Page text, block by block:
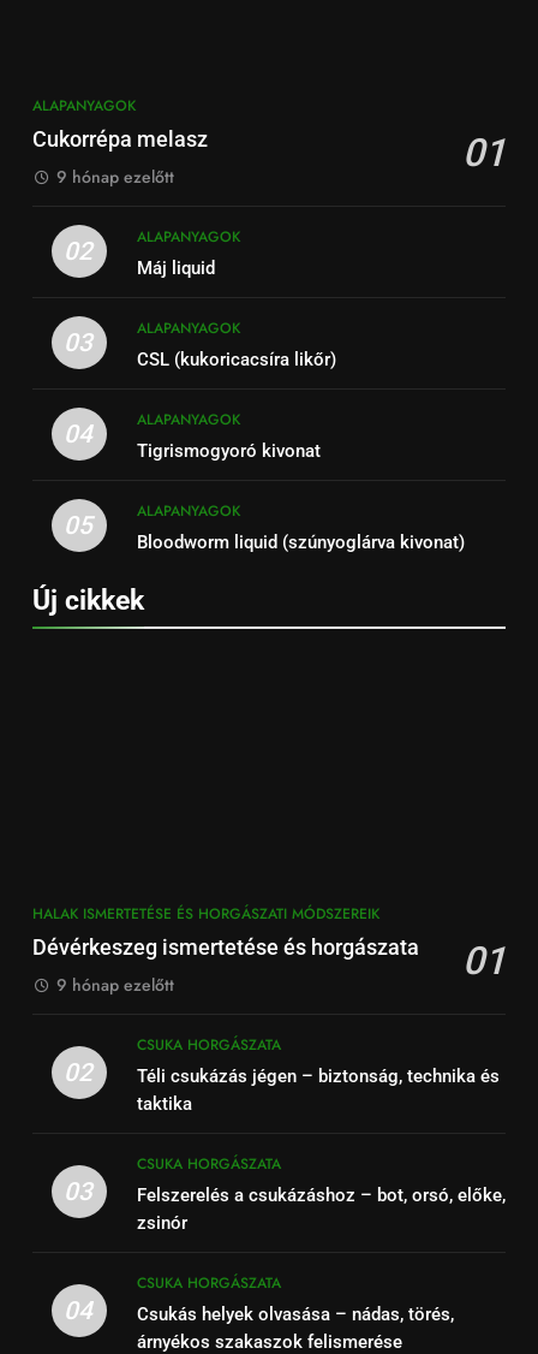
ALAPANYAGOK
Cukorrépa melasz 01
9 hónap ezelőtt
02
ALAPANYAGOK
Máj liquid
03
ALAPANYAGOK
CSL (kukoricacsíra likőr)
04
ALAPANYAGOK
Tigrismogyoró kivonat
05
ALAPANYAGOK
Bloodworm liquid (szúnyoglárva kivonat)
Új cikkek
HALAK ISMERTETÉSE ÉS HORGÁSZATI MÓDSZEREIK
Dévérkeszeg ismertetése és horgászata 01
9 hónap ezelőtt
02
CSUKA HORGÁSZATA
Téli csukázás jégen – biztonság, technika és
taktika
03
CSUKA HORGÁSZATA
Felszerelés a csukázáshoz – bot, orsó, előke,
zsinór
04
CSUKA HORGÁSZATA
Csukás helyek olvasása – nádas, törés,
árnyékos szakaszok felismerése